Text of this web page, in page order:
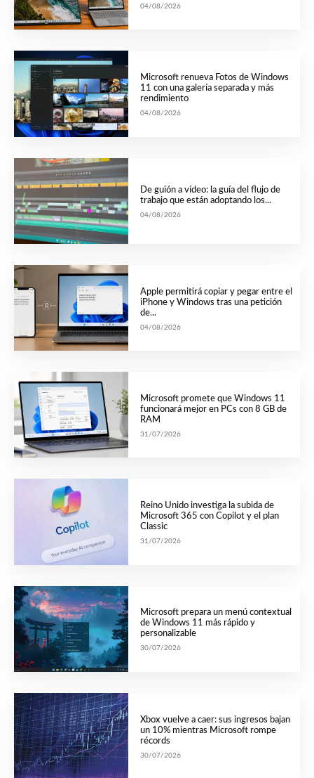
04/08/2026
Microsoft renueva Fotos de Windows
11 con una galería separada y más
rendimiento
04/08/2026
De guión a vídeo: la guía del flujo de
trabajo que están adoptando los...
04/08/2026
Apple permitirá copiar y pegar entre el
iPhone y Windows tras una petición
de...
04/08/2026
Microsoft promete que Windows 11
funcionará mejor en PCs con 8 GB de
RAM
31/07/2026
Reino Unido investiga la subida de
Microsoft 365 con Copilot y el plan
Classic
31/07/2026
Microsoft prepara un menú contextual
de Windows 11 más rápido y
personalizable
30/07/2026
Xbox vuelve a caer: sus ingresos bajan
un 10% mientras Microsoft rompe
récords
30/07/2026